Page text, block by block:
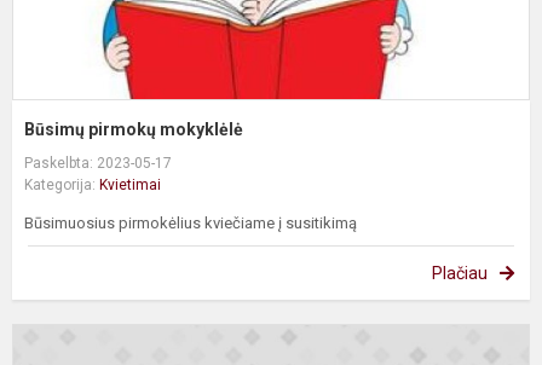
Būsimų pirmokų mokyklėlė
Paskelbta: 2023-05-17
Kategorija: Kvietimai
Būsimuosius pirmokėlius kviečiame į susitikimą
Plačiau